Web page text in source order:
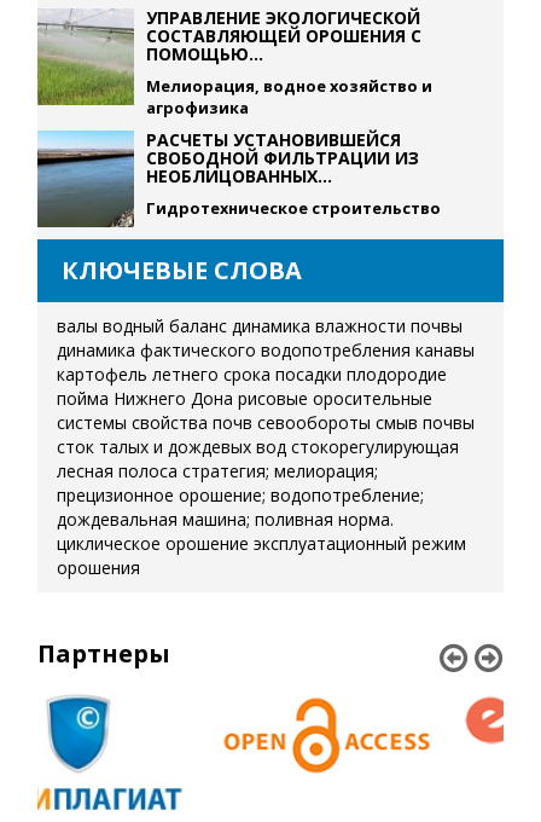
УПРАВЛЕНИЕ ЭКОЛОГИЧЕСКОЙ
СОСТАВЛЯЮЩЕЙ ОРОШЕНИЯ С
ПОМОЩЬЮ...
Мелиорация, водное хозяйство и
агрофизика
РАСЧЕТЫ УСТАНОВИВШЕЙСЯ
СВОБОДНОЙ ФИЛЬТРАЦИИ ИЗ
НЕОБЛИЦОВАННЫХ...
Гидротехническое строительство
КЛЮЧЕВЫЕ СЛОВА
валы водный баланс динамика влажности почвы
динамика фактического водопотребления канавы
картофель летнего срока посадки плодородие
пойма Нижнего Дона рисовые оросительные
системы свойства почв севообороты смыв почвы
сток талых и дождевых вод стокорегулирующая
лесная полоса стратегия; мелиорация;
прецизионное орошение; водопотребление;
дождевальная машина; поливная норма.
циклическое орошение эксплуатационный режим
орошения
Партнеры